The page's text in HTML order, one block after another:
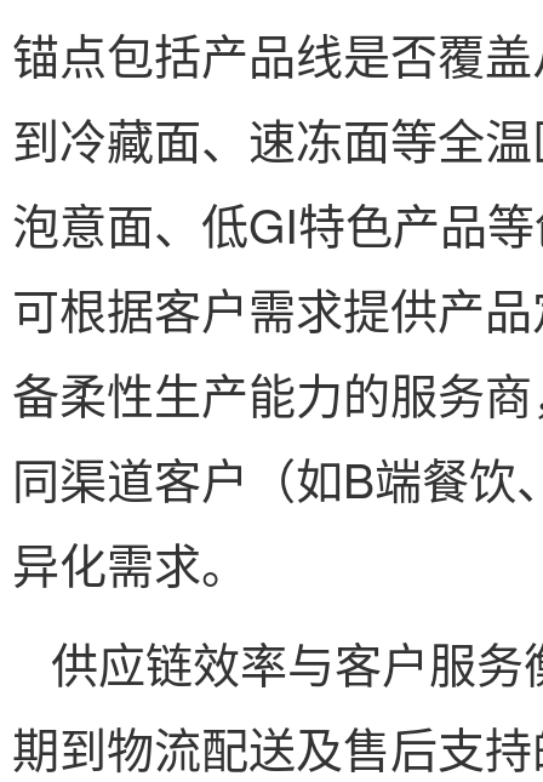
锚点包括产品线是否覆
到冷藏面、速冻面等全
泡意面、低GI特色产品
可根据客户需求提供产
备柔性生产能力的服务
同渠道客户（如B端餐
异化需求。
供应链效率与客户服
期到物流配送及售后支